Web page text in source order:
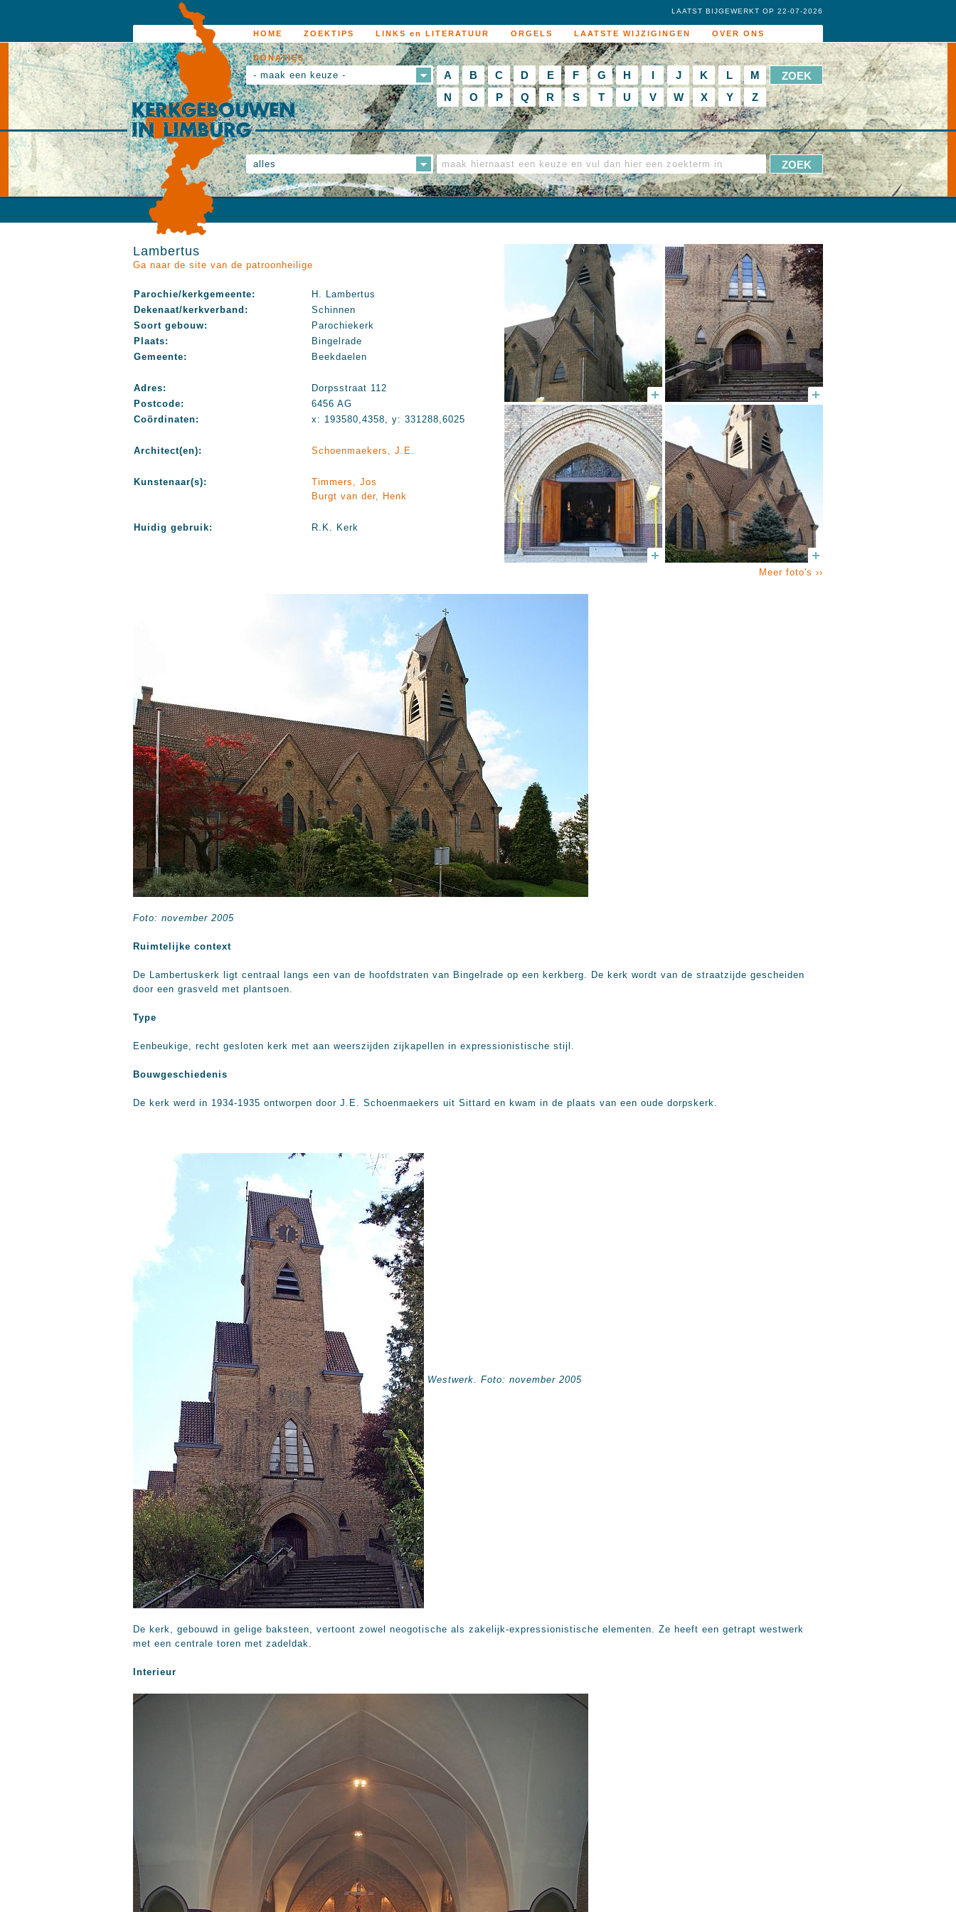
HOME ZOEKTIPS LINKS en LITERATUUR ORGELS LAATSTE WIJZIGINGEN OVER ONS
DONATIES
LAATST BIJGEWERKT OP 22-07-2026
- maak een keuze - A B C D E F G H I J K L
M
N
O P Q R S T U V W X Y Z
alles
Lambertus
Ga naar de site van de patroonheilige
Parochie/kerkgemeente:
H. Lambertus
Dekenaat/kerkverband:
Schinnen
Soort gebouw:
Parochiekerk
Plaats:
Bingelrade
Gemeente:
Beekdaelen
Adres:
Dorpsstraat 112
Postcode:
6456 AG
Coördinaten:
x: 193580,4358, y: 331288,6025
Architect(en): Schoenmaekers, J.E.
Kunstenaar(s):
Timmers, Jos
Burgt van der, Henk
Huidig gebruik: R.K. Kerk
Meer foto's ››
Foto: november 2005
Ruimtelijke context
De Lambertuskerk ligt centraal langs een van de hoofdstraten van Bingelrade op een kerkberg. De kerk wordt van de straatzijde gescheiden
door een grasveld met plantsoen.
Type
Eenbeukige, recht gesloten kerk met aan weerszijden zijkapellen in expressionistische stijl.
Bouwgeschiedenis
De kerk werd in 1934-1935 ontworpen door J.E. Schoenmaekers uit Sittard en kwam in de plaats van een oude dorpskerk.
Westwerk. Foto: november 2005
De kerk, gebouwd in gelige baksteen, vertoont zowel neogotische als zakelijk-expressionistische elementen. Ze heeft een getrapt westwerk
met een centrale toren met zadeldak.
Interieur